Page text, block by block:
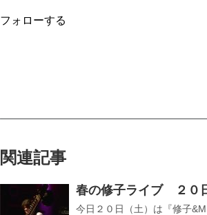
フォローする
関連記事
春の修子ライブ ２０
今日２０日（土）は『修子